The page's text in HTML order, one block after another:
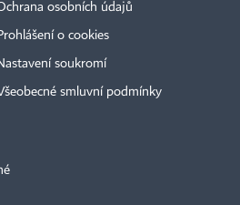
osobních údajů
o cookies
soukromí
smluvní podmínky